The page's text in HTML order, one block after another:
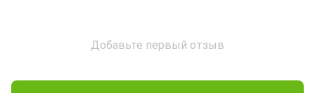
Добавьте первый отзыв